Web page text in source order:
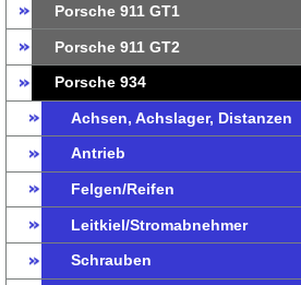
Porsche 911 GT1
Porsche 911 GT2
Porsche 934
Achsen, Achslager, Distanzen
Antrieb
Felgen/Reifen
Leitkiel/Stromabnehmer
Schrauben